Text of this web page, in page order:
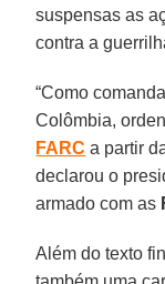
suspensas as
contra a
“Como
Colômbia,
FARC a partir
declarou o
armado com as
Além do texto